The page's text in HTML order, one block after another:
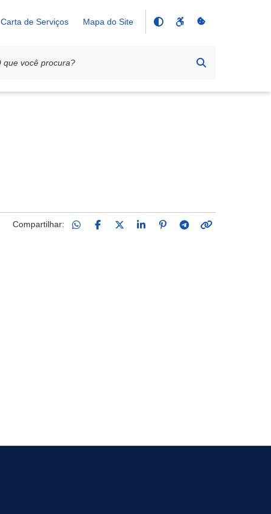
Carta de Serviços Mapa do Site
Compartilhar: